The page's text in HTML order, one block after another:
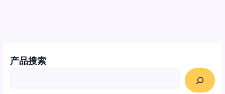
产品搜索